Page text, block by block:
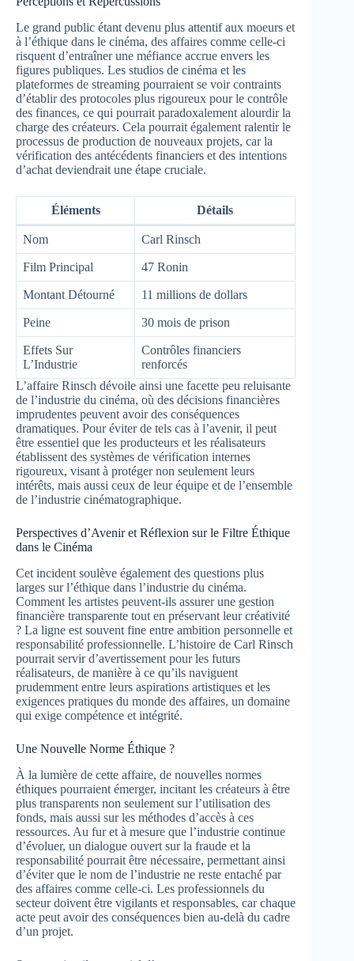
Le grand public étant devenu plus attentif aux moeurs et
à l’éthique dans le cinéma, des affaires comme celle-ci
risquent d’entraîner une méfiance accrue envers les
figures publiques. Les studios de cinéma et les
plateformes de streaming pourraient se voir contraints
d’établir des protocoles plus rigoureux pour le contrôle
des finances, ce qui pourrait paradoxalement alourdir la
charge des créateurs. Cela pourrait également ralentir le
processus de production de nouveaux projets, car la
vérification des antécédents financiers et des intentions
d’achat deviendrait une étape cruciale.
Éléments Détails
Nom Carl Rinsch
Film Principal 47 Ronin
Montant Détourné 11 millions de dollars
Peine 30 mois de prison
Effets Sur
L’Industrie
Contrôles financiers
renforcés
L’affaire Rinsch dévoile ainsi une facette peu reluisante
de l’industrie du cinéma, où des décisions financières
imprudentes peuvent avoir des conséquences
dramatiques. Pour éviter de tels cas à l’avenir, il peut
être essentiel que les producteurs et les réalisateurs
établissent des systèmes de vérification internes
rigoureux, visant à protéger non seulement leurs
intérêts, mais aussi ceux de leur équipe et de l’ensemble
de l’industrie cinématographique.
Perspectives d’Avenir et Réflexion sur le Filtre Éthique
dans le Cinéma
Cet incident soulève également des questions plus
larges sur l’éthique dans l’industrie du cinéma.
Comment les artistes peuvent-ils assurer une gestion
financière transparente tout en préservant leur créativité
? La ligne est souvent fine entre ambition personnelle et
responsabilité professionnelle. L’histoire de Carl Rinsch
pourrait servir d’avertissement pour les futurs
réalisateurs, de manière à ce qu’ils naviguent
prudemment entre leurs aspirations artistiques et les
exigences pratiques du monde des affaires, un domaine
qui exige compétence et intégrité.
Une Nouvelle Norme Éthique ?
À la lumière de cette affaire, de nouvelles normes
éthiques pourraient émerger, incitant les créateurs à être
plus transparents non seulement sur l’utilisation des
fonds, mais aussi sur les méthodes d’accès à ces
ressources. Au fur et à mesure que l’industrie continue
d’évoluer, un dialogue ouvert sur la fraude et la
responsabilité pourrait être nécessaire, permettant ainsi
d’éviter que le nom de l’industrie ne reste entaché par
des affaires comme celle-ci. Les professionnels du
secteur doivent être vigilants et responsables, car chaque
acte peut avoir des conséquences bien au-delà du cadre
d’un projet.